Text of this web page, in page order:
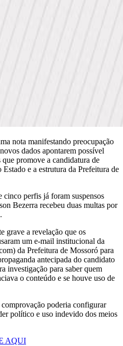
nota manifestando preocupação
dados apontarem possível
promove a candidatura de
e a estrutura da Prefeitura de
cinco perfis já foram suspensos
Bezerra recebeu duas multas por
grave a revelação que os
um e-mail institucional da
da Prefeitura de Mossoró para
antecipada do candidato
investigação para saber quem
o conteúdo e se houve uso de
poderia configurar
político e uso indevido dos meios
AQUI